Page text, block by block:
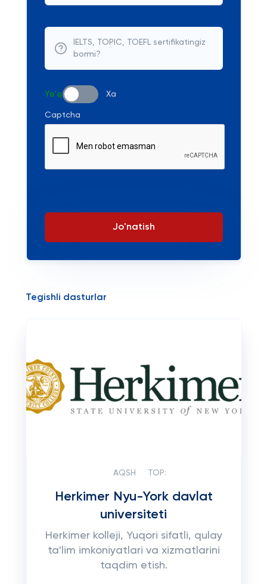
IELTS, TOPIC, TOEFL sertifikatingiz
bormi?
Yo'q Xa
Captcha
Jo'natish
Tegishli dasturlar
AQSH TOP:
Herkimer Nyu-York davlat
universiteti
Herkimer kolleji, Yuqori sifatli, qulay
ta'lim imkoniyatlari va xizmatlarini
taqdim etish.